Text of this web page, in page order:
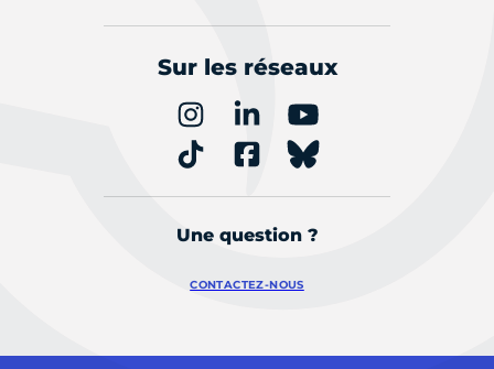
Sur les réseaux
Une question ?
CONTACTEZ-NOUS